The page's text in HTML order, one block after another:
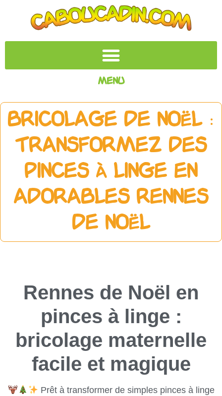
Menu
Bricolage de Noël :
Transformez des
pinces à linge en
adorables rennes
de Noël
Rennes de Noël en
pinces à linge :
bricolage maternelle
facile et magique
Prêt à transformer de simples pinces à linge